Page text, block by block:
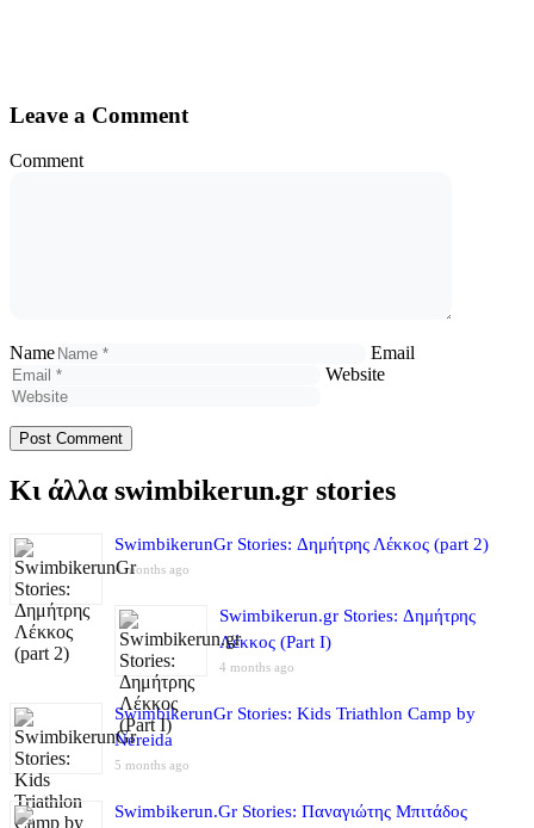
Leave a Comment
Comment
Name
Email
Website
Κι άλλα swimbikerun.gr stories
SwimbikerunGr Stories: Δημήτρης Λέκκος (part 2)
4 months ago
Swimbikerun.gr Stories: Δημήτρης
Λέκκος (Part I)
4 months ago
SwimbikerunGr Stories: Kids Triathlon Camp by
Nereida
5 months ago
Swimbikerun.Gr Stories: Παναγιώτης Μπιτάδος